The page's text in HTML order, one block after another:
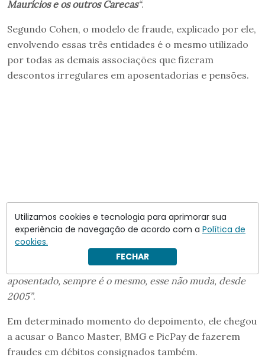
Maurícios e os outros Carecas“.
Segundo Cohen, o modelo de fraude, explicado por ele,
envolvendo essas três entidades é o mesmo utilizado
por todas as demais associações que fizeram
descontos irregulares em aposentadorias e pensões.
“Só mudam os personagens. O que não muda é a vítima, o
aposentado, sempre é o mesmo, esse não muda, desde
2005”.
Em determinado momento do depoimento, ele chegou
a acusar o Banco Master, BMG e PicPay de fazerem
fraudes em débitos consignados também.
Utilizamos cookies e tecnologia para aprimorar sua
experiência de navegação de acordo com a Política de
cookies.
FECHAR